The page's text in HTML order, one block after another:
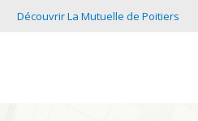
Découvrir La Mutuelle de Poitiers